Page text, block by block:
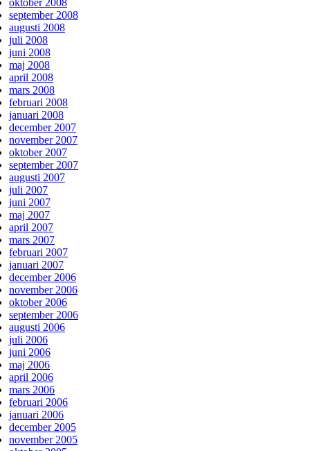
september 2008
augusti 2008
juli 2008
juni 2008
maj 2008
april 2008
mars 2008
februari 2008
januari 2008
december 2007
november 2007
oktober 2007
september 2007
augusti 2007
juli 2007
juni 2007
maj 2007
april 2007
mars 2007
februari 2007
januari 2007
december 2006
november 2006
oktober 2006
september 2006
augusti 2006
juli 2006
juni 2006
maj 2006
april 2006
mars 2006
februari 2006
januari 2006
december 2005
november 2005